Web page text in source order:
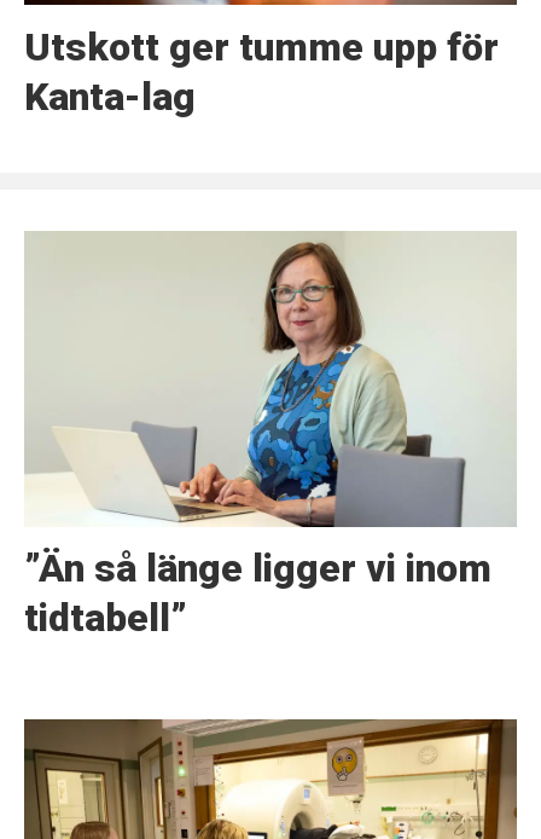
Utskott ger tumme upp för
Kanta-lag
”Än så länge ligger vi inom
tidtabell”